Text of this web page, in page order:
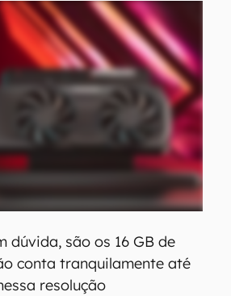
dúvida, são os 16 GB de
conta tranquilamente até
resolução